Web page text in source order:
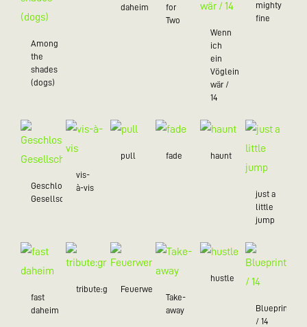
Among
the
shades
(dogs)
daheim
for
Two
Wenn
ich
ein
Vöglein
wär /
14
mighty
fine
Geschlossene
Gesellschaft
vis-
à-vis
pull fade haunt
just a
little
jump
fast
daheim
tribute:greenFeuerwerk
Take-
away
hustle
Blueprint
/ 14